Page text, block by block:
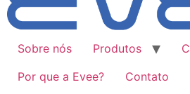
Sobre nós Produtos
Por que a Evee?
Contato